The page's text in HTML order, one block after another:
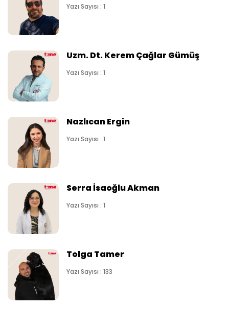
Yazı Sayısı : 1
Uzm. Dt. Kerem Çağlar Gümüş
Yazı Sayısı : 1
Nazlıcan Ergin
Yazı Sayısı : 1
Serra İsaoğlu Akman
Yazı Sayısı : 1
Tolga Tamer
Yazı Sayısı : 133